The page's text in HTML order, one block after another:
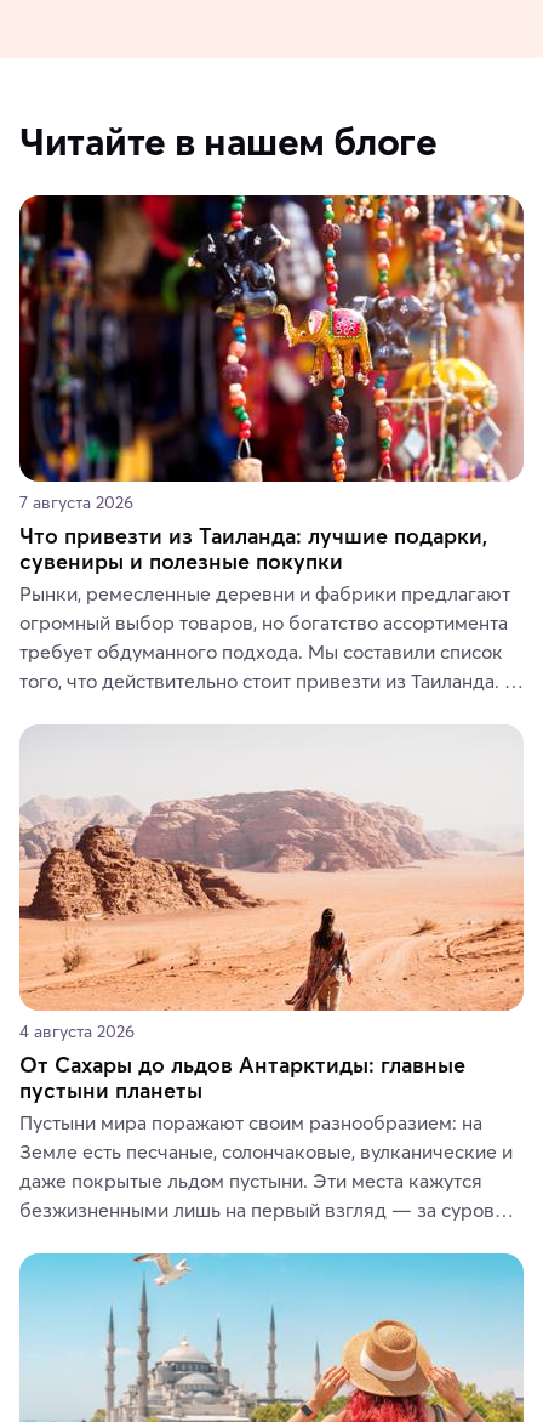
Читайте в нашем блоге
7 августа 2026
Что привезти из Таиланда: лучшие подарки,
сувениры и полезные покупки
Рынки, ремесленные деревни и фабрики предлагают
огромный выбор товаров, но богатство ассортимента
требует обдуманного подхода. Мы составили список
того, что действительно стоит привезти из Таиланда.
средства, одежду, украшения, предметы интерьера
где их купить.
4 августа 2026
От Сахары до льдов Антарктиды: главные
пустыни планеты
Пустыни мира поражают своим разнообразием: на
Земле есть песчаные, солончаковые, вулканические и
даже покрытые льдом пустыни. Эти места кажутся
безжизненными лишь на первый взгляд — за суровой
животные и маршруты, которые дарят одни из самых
ярких впечатлений от путешествий.